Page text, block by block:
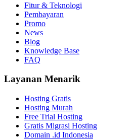
Fitur & Teknologi
Pembayaran
Promo
News
Blog
Knowledge Base
FAQ
Layanan Menarik
Hosting Gratis
Hosting Murah
Free Trial Hosting
Gratis Migrasi Hosting
Domain .id Indonesia